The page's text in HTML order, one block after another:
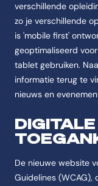
verschillende
zo je verschillende
is 'mobile first'
geoptimaliseerd
tablet gebruiken.
informatie terug te
nieuws en
DIGITALE
De nieuwe website
Guidelines